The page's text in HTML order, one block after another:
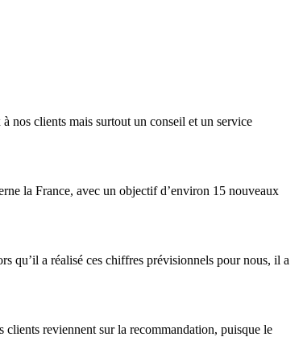
nos clients mais surtout un conseil et un service
la France, avec un objectif d’environ 15 nouveaux
qu’il a réalisé ces chiffres prévisionnels pour nous, il a
clients reviennent sur la recommandation, puisque le